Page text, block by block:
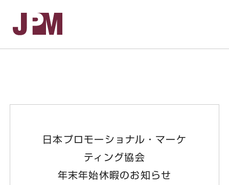
日本プロモーショナル・マーケ
ティング協会
年末年始休暇のお知らせ